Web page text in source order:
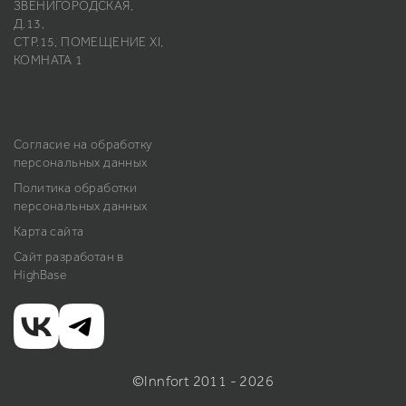
ЗВЕНИГОРОДСКАЯ,
Д.13,
СТР.15, ПОМЕЩЕНИЕ ХI,
КОМНАТА 1
Согласие на обработку
персональных данных
Политика обработки
персональных данных
Карта сайта
Сайт разработан в
HighBase
©Innfort 2011 - 2026